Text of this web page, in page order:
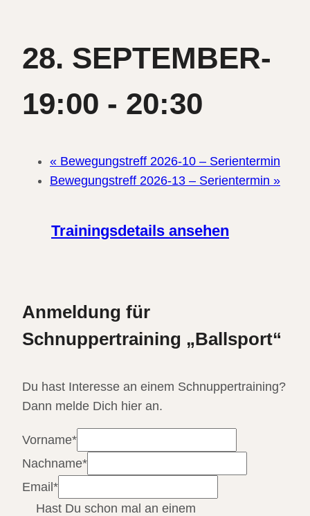
28. SEPTEMBER-
19:00 - 20:30
« Bewegungstreff 2026-10 – Serientermin
Bewegungstreff 2026-13 – Serientermin »
Trainingsdetails ansehen
Anmeldung für
Schnuppertraining „Ballsport“
Du hast Interesse an einem Schnuppertraining?
Dann melde Dich hier an.
Vorname*
Nachname*
Email*
Hast Du schon mal an einem